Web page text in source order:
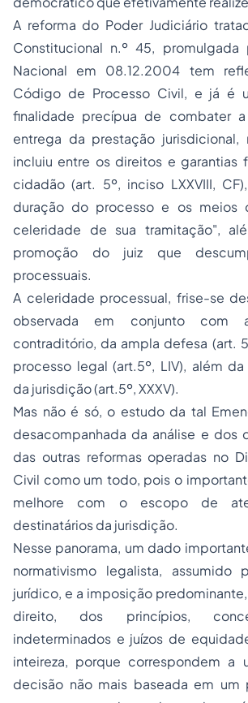
A reforma do Poder Judiciário
Constitucional n.º 45, promulgada
Nacional em 08.12.2004 tem
Código de Processo Civil, e já é
finalidade precípua de combater
entrega da prestação jurisdicional,
incluiu entre os direitos e garantias
cidadão (art. 5º, inciso LXXVIII,
duração do processo e os meios
celeridade de sua tramitação",
promoção do juiz que
processuais.
A celeridade processual, frise-se
observada em conjunto com
contraditório, da ampla defesa (art.
processo legal (art.5º, LIV), além
da jurisdição (art.5º, XXXV).
Mas não é só, o estudo da tal
desacompanhada da análise e dos
das outras reformas operadas no
Civil como um todo, pois o
melhore com o escopo de
destinatários da jurisdição.
Nesse panorama, um dado
normativismo legalista, assumido
jurídico, e a imposição
direito, dos princípios,
indeterminados e juízos de
inteireza, porque correspondem a
decisão não mais baseada em um